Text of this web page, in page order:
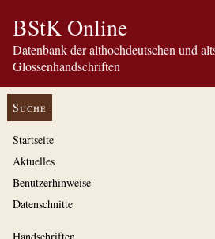
BStK Online
Datenbank der althochdeutschen und
Glossenhandschriften
Suche
Startseite
Aktuelles
Benutzerhinweise
Datenschnitte